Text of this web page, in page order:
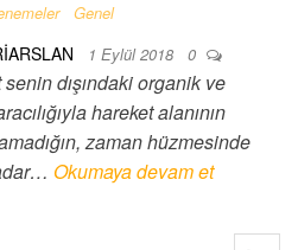
Genel
1 Eylül 2018 0
dışındaki organik ve
hareket alanının
zaman hüzmesinde
Okumaya devam et